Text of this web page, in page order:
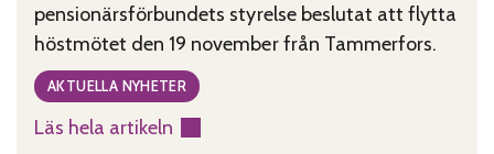
pensionärsförbundets styrelse beslutat att flytta
höstmötet den 19 november från Tammerfors.
AKTUELLA NYHETER
Läs hela artikeln
: